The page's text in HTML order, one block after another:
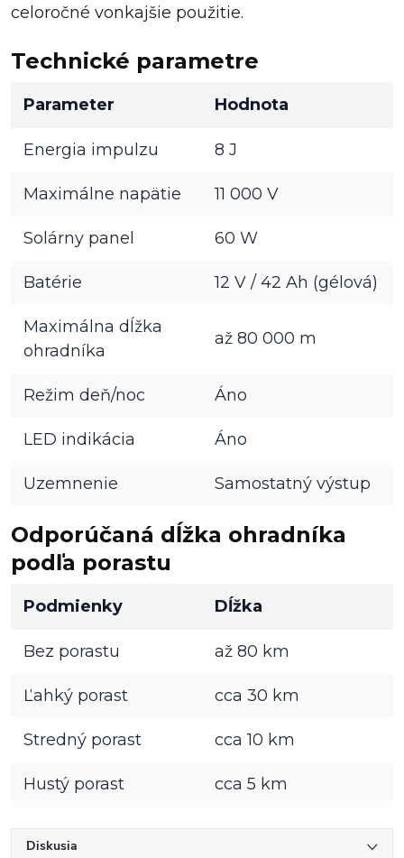
celoročné vonkajšie použitie.
Technické parametre
Parameter Hodnota
Energia impulzu 8 J
Maximálne napätie 11 000 V
Solárny panel 60 W
Batérie 12 V / 42 Ah (gélová)
Maximálna dĺžka
ohradníka
až 80 000 m
Režim deň/noc Áno
LED indikácia Áno
Uzemnenie Samostatný výstup
Odporúčaná dĺžka ohradníka
podľa porastu
Podmienky Dĺžka
Bez porastu až 80 km
Ľahký porast cca 30 km
Stredný porast cca 10 km
Hustý porast cca 5 km
Diskusia